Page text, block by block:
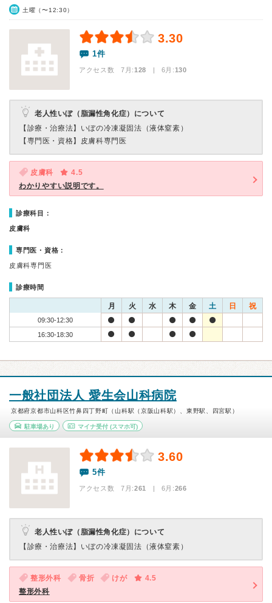
土曜（〜12:30）
3.30
1件
アクセス数 7月:128 | 6月:130
老人性いぼ（脂漏性角化症）について
【診療・治療法】 いぼの冷凍凝固法（液体窒素）
【専門医・資格】 皮膚科専門医
皮膚科
4.5
わかりやすい説明です。
診療科目：
皮膚科
専門医・資格：
皮膚科専門医
診療時間
月 火 水 木 金 土 日 祝
09:30-12:30
16:30-18:30
一般社団法人 愛生会山科病院
京都府京都市山科区竹鼻四丁野町（山科駅（京阪山科駅）、東野駅、四宮駅）
駐車場あり マイナ受付(スマホ可)
3.60
5件
アクセス数 7月:261 | 6月:266
老人性いぼ（脂漏性角化症）について
【診療・治療法】 いぼの冷凍凝固法（液体窒素）
整形外科 骨折 けが
4.5
整形外科